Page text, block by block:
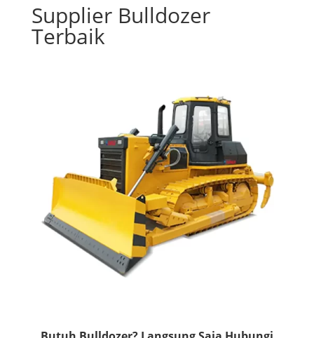
Supplier Bulldozer
Terbaik